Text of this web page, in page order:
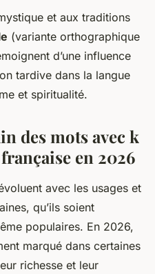
et aux traditions
(variante orthographique
d’une influence
tardive dans la langue
et spiritualité.
des mots avec k
en 2026
avec les usages et
qu’ils soient
populaires. En 2026,
marqué dans certaines
richesse et leur